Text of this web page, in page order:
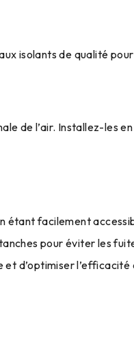
isolants de qualité
de l’air. Installez-les
étant facilement
pour éviter les
d’optimiser l’efficacité